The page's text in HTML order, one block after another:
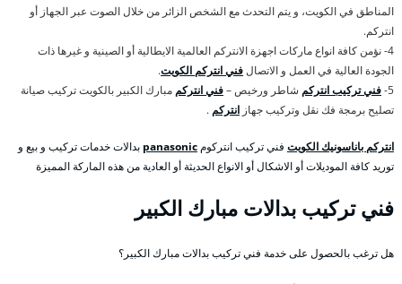
المناطق في الكويت، و يتم التحدث مع الشخص الزائر من خلال الصوت عبر الجهاز أو
انتركم.
4- نؤمن كافة انواع ماركات اجهزة الانتركم العالمية الايطالية أو الصينية و غيرها ذات
الجودة العالية في العمل و الاتصالفني انتركم الكويت.
5- فني تركيب انتركم شاطر ورخيص –فني انتركم مبارك الكبير بالكويت تركيب صيانة
تصليح برمجة فك نقل وتركيب جهاز انتركم .
انتركم باناسونيك الكويت فني تركيب انتركوم panasonic بدالات خدمات تركيب و بيع و
توريد كافة الموديلات أو الاشكال أو الانواع الحديثة أو العادية من هذه الماركة المميزة
فني تركيب بدالات مبارك الكبير
هل ترغب بالحصول على خدمة فني تركيب بدالات مبارك الكبير؟